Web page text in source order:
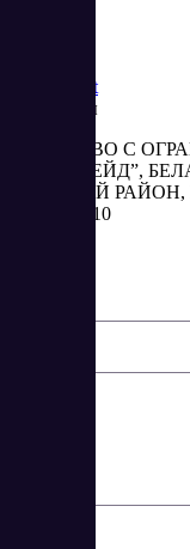
Market
Реквизиты
ОБЩЕСТВО С
“АБЕСТРЕЙД”,
МИНСКИЙ РАЙОН,
2, КОМ. 310